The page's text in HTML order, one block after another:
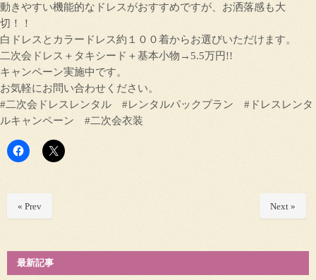
動きやすい機能的なドレスがおすすめですが、お洒落感も大
切！！
白ドレスとカラードレス約１００着からお選びいただけます。
二次会ドレス＋タキシード＋基本小物→5.5万円!!
キャンペーン実施中です。
お気軽にお問い合わせください。
#二次会ドレスレンタル #レンタルパックプラン #ドレスレンタ
ルキャンペーン #二次会衣装
« Prev Next »
最新記事